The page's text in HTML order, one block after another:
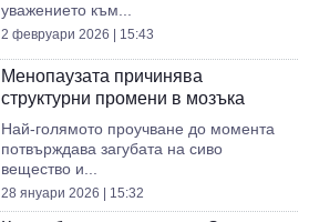
уважението към...
2 февруари 2026 | 15:43
Менопаузата причинява
структурни промени в мозъка
Най-голямото проучване до момента
потвърждава загубата на сиво
вещество и...
28 януари 2026 | 15:32